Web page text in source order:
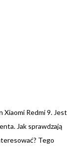
Xiaomi Redmi 9. Jest
Jak sprawdzają
Tego